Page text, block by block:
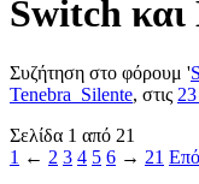
Switch και
Συζήτηση στο φόρουμ '
Tenebra_Silente, στις
Σελίδα 1 από 21
1 ← 2 3 4 5 6 → 21